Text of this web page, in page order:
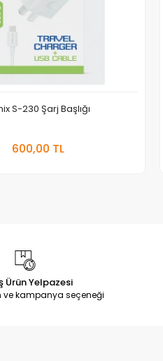
S-230 Şarj Başlığı
600,00 TL
Ürün Yelpazesi
ve kampanya seçeneği